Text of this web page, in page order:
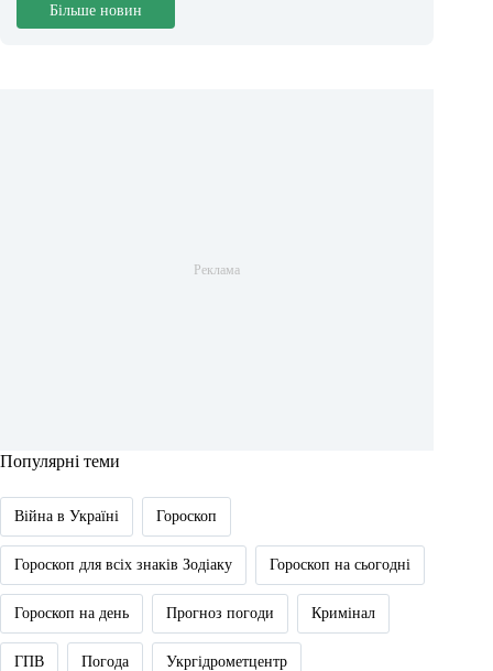
Більше новин
Популярні теми
Війна в Україні Гороскоп
Гороскоп для всіх знаків Зодіаку Гороскоп на сьогодні
Гороскоп на день Прогноз погоди Кримінал
ГПВ Погода Укргідрометцентр